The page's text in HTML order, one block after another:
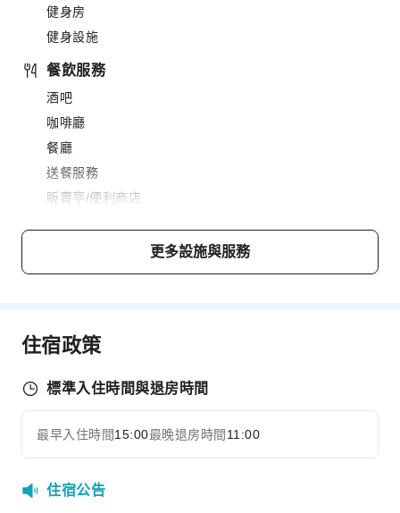
健身房
健身設施
餐飲服務
酒吧
咖啡廳
餐廳
送餐服務
販賣亭/便利商店
商務服務
兒童托管
運動設施
交通服務
叫車服務
展開全部
更多設施與服務
住宿政策
標準入住時間與退房時間
最早入住時間15:00最晚退房時間 11:00
住宿公告